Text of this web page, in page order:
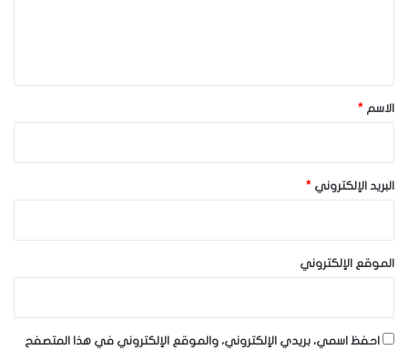
*الاسم *
البريد الإلكتروني *
الموقع الإلكتروني
احفظ اسمي، بريدي الإلكتروني، والموقع الإلكتروني في هذا المتصفح